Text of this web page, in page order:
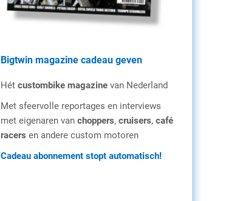
Bigtwin magazine cadeau geven
Hét custombike magazine van Nederland
Met sfeervolle reportages en interviews
met eigenaren van choppers, cruisers, café
racers en andere custom motoren
Cadeau abonnement stopt automatisch!